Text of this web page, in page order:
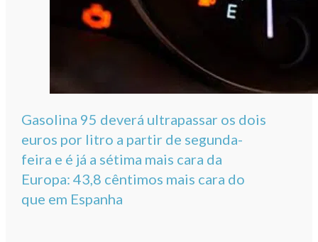
Gasolina 95 deverá ultrapassar os dois
euros por litro a partir de segunda-
feira e é já a sétima mais cara da
Europa: 43,8 cêntimos mais cara do
que em Espanha